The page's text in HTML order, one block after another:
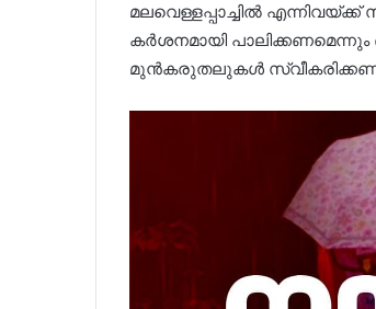
മലവെള്ളപ്പാച്ചിൽ
കർശനമായി
മുൻകരുതലുകൾ